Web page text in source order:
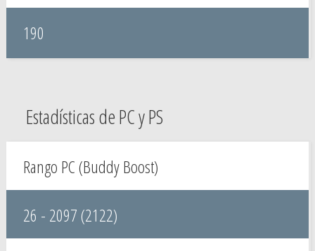
190
Estadísticas de PC y PS
Rango PC (Buddy Boost)
26 - 2097 (2122)